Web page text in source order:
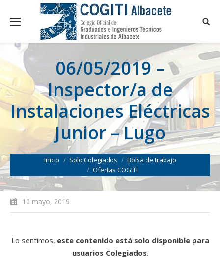
06/05/2019 –
Inspector/a de
Instalaciones Eléctricas
Junior – Lugo
You are here:
Inicio Solo Colegiados
Bolsa de trabajo
Ofertas COGITI
10 mayo, 2019
Lo sentimos, este contenido está solo disponible para
usuarios Colegiados.